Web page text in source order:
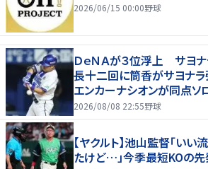
2026/06/15 00:00野球
ＤｅＮＡが３位浮上 サヨ
長十二回に筒香がサヨナ
エンカーナシオンが同点
勝利
2026/08/08 22:55野球
【ヤクルト】池山監督「いい
たけど…」今季最短KOの